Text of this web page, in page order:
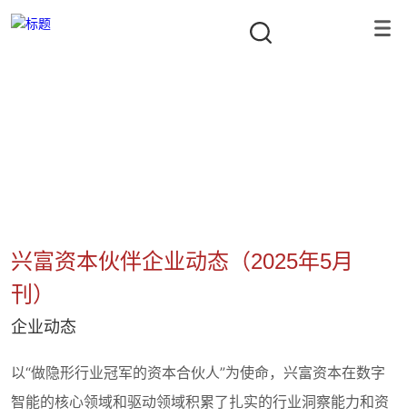
兴富资本伙伴企业动态（2025年5月
刊）
企业动态
以“做隐形行业冠军的资本合伙人”为使命，兴富资本在数字
智能的核心领域和驱动领域积累了扎实的行业洞察能力和资